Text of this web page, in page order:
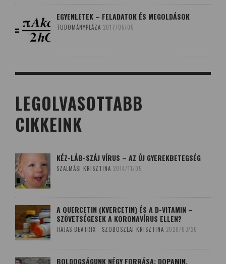
EGYENLETEK – FELADATOK ÉS MEGOLDÁSOK
TUDOMÁNYPLÁZA 2017/05/05
LEGOLVASOTTABB
CIKKEINK
KÉZ-LÁB-SZÁJ VÍRUS – AZ ÚJ GYEREKBETEGSÉG
SZALMÁSI KRISZTINA 2014/11/05
A QUERCETIN (KVERCETIN) ÉS A D-VITAMIN –
SZÖVETSÉGESEK A KORONAVÍRUS ELLEN?
HAJAS BEATRIX - SZOBOSZLAI KRISZTINA 2020/03/20
BOLDOGSÁGUNK NÉGY FORRÁSA: DOPAMIN,